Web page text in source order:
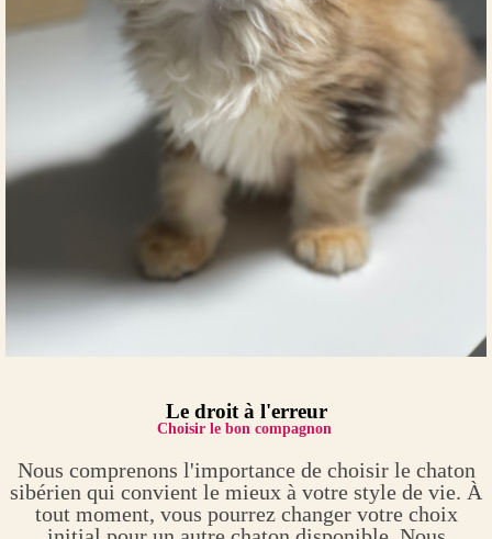
Le droit à l'erreur
Choisir le bon compagnon
Nous comprenons l'importance de choisir le chaton
sibérien qui convient le mieux à votre style de vie. À
tout moment, vous pourrez changer votre choix